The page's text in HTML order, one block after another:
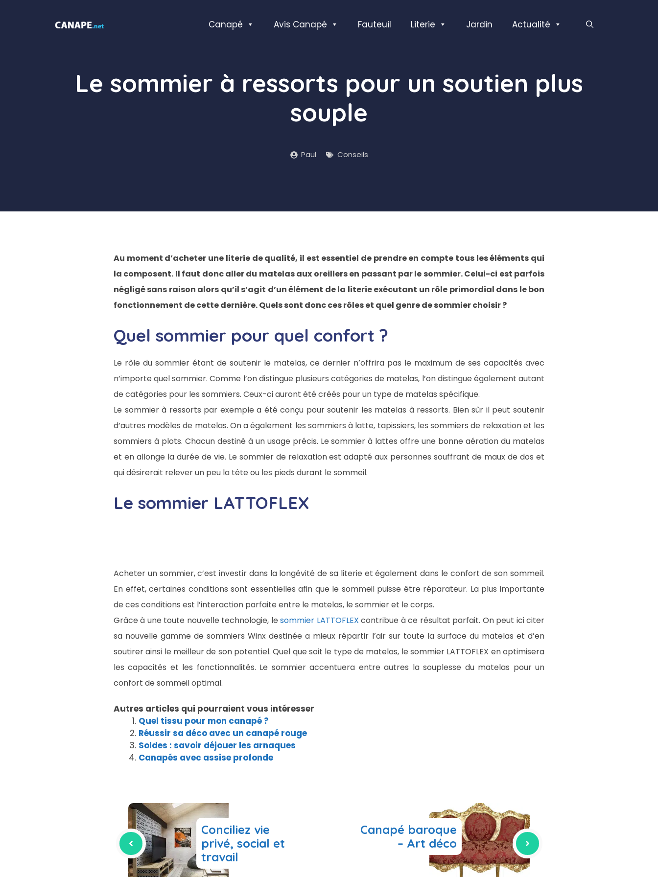
Canapé Avis Canapé Fauteuil Literie Jardin Actualité
Le sommier à ressorts pour un soutien plus
souple
Paul Conseils
Au moment d’acheter une literie de qualité, il est essentiel de prendre en compte tous les éléments qui
la composent. Il faut donc aller du matelas aux oreillers en passant par le sommier. Celui-ci est parfois
négligé sans raison alors qu’il s’agit d’un élément de la literie exécutant un rôle primordial dans le bon
fonctionnement de cette dernière. Quels sont donc ces rôles et quel genre de sommier choisir ?
Quel sommier pour quel confort ?
Le rôle du sommier étant de soutenir le matelas, ce dernier n’offrira pas le maximum de ses capacités avec
n’importe quel sommier. Comme l’on distingue plusieurs catégories de matelas, l’on distingue également autant
de catégories pour les sommiers. Ceux-ci auront été créés pour un type de matelas spécifique.
Le sommier à ressorts par exemple a été conçu pour soutenir les matelas à ressorts. Bien sûr il peut soutenir
d’autres modèles de matelas. On a également les sommiers à latte, tapissiers, les sommiers de relaxation et les
sommiers à plots. Chacun destiné à un usage précis. Le sommier à lattes offre une bonne aération du matelas
et en allonge la durée de vie. Le sommier de relaxation est adapté aux personnes souffrant de maux de dos et
qui désirerait relever un peu la tête ou les pieds durant le sommeil.
Le sommier LATTOFLEX
Acheter un sommier, c’est investir dans la longévité de sa literie et également dans le confort de son sommeil.
En effet, certaines conditions sont essentielles afin que le sommeil puisse être réparateur. La plus importante
de ces conditions est l’interaction parfaite entre le matelas, le sommier et le corps.
Grâce à une toute nouvelle technologie, lesommier LATTOFLEX contribue à ce résultat parfait. On peut ici citer
sa nouvelle gamme de sommiers Winx destinée a mieux répartir l’air sur toute la surface du matelas et d’en
soutirer ainsi le meilleur de son potentiel. Quel que soit le type de matelas, le sommier LATTOFLEX en optimisera
les capacités et les fonctionnalités. Le sommier accentuera entre autres la souplesse du matelas pour un
confort de sommeil optimal.
Autres articles qui pourraient vous intéresser
Quel tissu pour mon canapé ?
Réussir sa déco avec un canapé rouge
Soldes : savoir déjouer les arnaques
Canapés avec assise profonde
Conciliez vie
privé, social et
travail
Canapé baroque
– Art déco